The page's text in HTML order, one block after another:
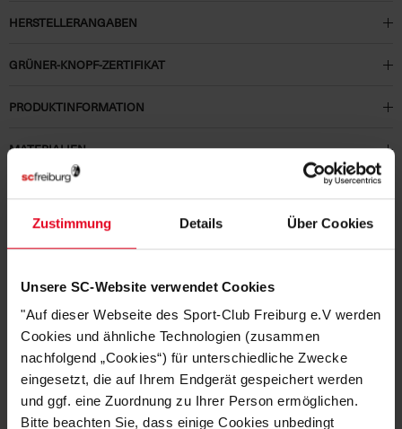
Zustimmung Details Über Cookies
Unsere SC-Website verwendet Cookies
"Auf dieser Webseite des Sport-Club Freiburg e.V werden
Cookies und ähnliche Technologien (zusammen
nachfolgend „Cookies“) für unterschiedliche Zwecke
eingesetzt, die auf Ihrem Endgerät gespeichert werden
und ggf. eine Zuordnung zu Ihrer Person ermöglichen.
Bitte beachten Sie, dass einige Cookies unbedingt
HERSTELLERANGABEN
GRÜNER-KNOPF-ZERTIFIKAT
PRODUKTINFORMATION
MATERIALIEN
DAS KÖNNTE DIR AUCH
GEFALLEN